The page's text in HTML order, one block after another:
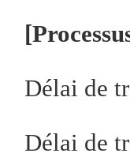
Délai de
Délai de